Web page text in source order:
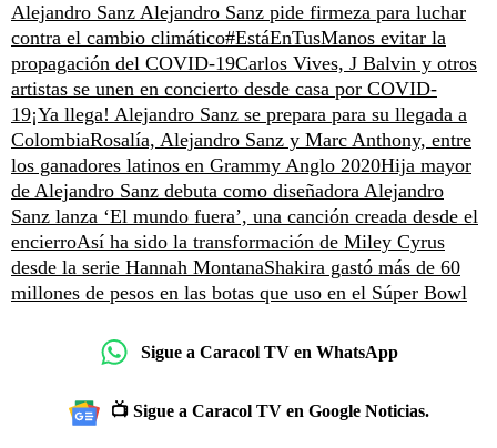
Alejandro Sanz Alejandro Sanz pide firmeza para luchar
contra el cambio climático#EstáEnTusManos evitar la
propagación del COVID-19Carlos Vives, J Balvin y otros
artistas se unen en concierto desde casa por COVID-
19¡Ya llega! Alejandro Sanz se prepara para su llegada a
ColombiaRosalía, Alejandro Sanz y Marc Anthony, entre
los ganadores latinos en Grammy Anglo 2020Hija mayor
de Alejandro Sanz debuta como diseñadora Alejandro
Sanz lanza ‘El mundo fuera’, una canción creada desde el
encierroAsí ha sido la transformación de Miley Cyrus
desde la serie Hannah MontanaShakira gastó más de 60
millones de pesos en las botas que uso en el Súper Bowl
Sigue a Caracol TV en WhatsApp
📺 Sigue a Caracol TV en Google Noticias.